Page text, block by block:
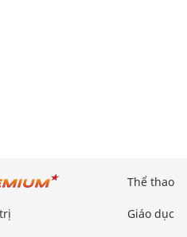
Thể thao
Giáo dục